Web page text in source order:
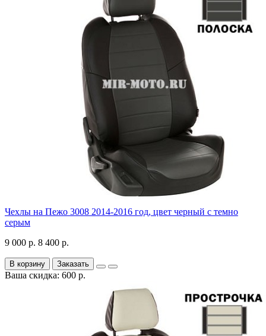
Чехлы на Пежо 3008 2014-2016 год, цвет черный с темно
серым
9 000 р. 8 400 р.
В корзину Заказать
Ваша скидка: 600 р.